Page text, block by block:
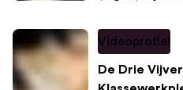
Videoprofiel
De Drie